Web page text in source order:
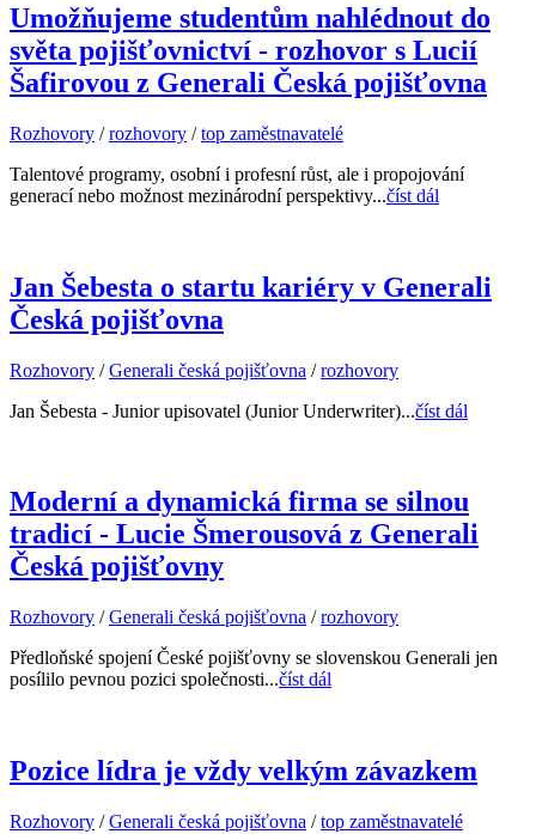
Umožňujeme studentům nahlédnout do
světa pojišťovnictví - rozhovor s Lucií
Šafirovou z Generali Česká pojišťovna
Rozhovory /rozhovory /top zaměstnavatelé
Talentové programy, osobní i profesní růst, ale i propojování
generací nebo možnost mezinárodní perspektivy...číst dál
Jan Šebesta o startu kariéry v Generali
Česká pojišťovna
Rozhovory /Generali česká pojišťovna /rozhovory
Jan Šebesta - Junior upisovatel (Junior Underwriter)...číst dál
Moderní a dynamická firma se silnou
tradicí - Lucie Šmerousová z Generali
Česká pojišťovny
Rozhovory /Generali česká pojišťovna /rozhovory
Předloňské spojení České pojišťovny se slovenskou Generali jen
posílilo pevnou pozici společnosti...číst dál
Pozice lídra je vždy velkým závazkem
Rozhovory /Generali česká pojišťovna /top zaměstnavatelé